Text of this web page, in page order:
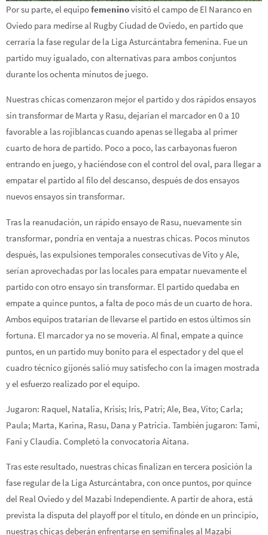
Por su parte, el equipofemeninovisitó el campo de El Naranco en
Oviedo para medirse al Rugby Ciudad de Oviedo, en partido que
cerraría la fase regular de la Liga Asturcántabra femenina. Fue un
partido muy igualado, con alternativas para ambos conjuntos
durante los ochenta minutos de juego.
Nuestras chicas comenzaron mejor el partido y dos rápidos ensayos
sin transformar de Marta y Rasu, dejarían el marcador en 0 a 10
favorable a las rojiblancas cuando apenas se llegaba al primer
cuarto de hora de partido. Poco a poco, las carbayonas fueron
entrando en juego, y haciéndose con el control del oval, para llegar a
empatar el partido al filo del descanso, después de dos ensayos
nuevos ensayos sin transformar.
Tras la reanudación, un rápido ensayo de Rasu, nuevamente sin
transformar, pondría en ventaja a nuestras chicas. Pocos minutos
después, las expulsiones temporales consecutivas de Vito y Ale,
serían aprovechadas por las locales para empatar nuevamente el
partido con otro ensayo sin transformar. El partido quedaba en
empate a quince puntos, a falta de poco más de un cuarto de hora.
Ambos equipos tratarían de llevarse el partido en estos últimos sin
fortuna. El marcador ya no se movería. Al final, empate a quince
puntos, en un partido muy bonito para el espectador y del que el
cuadro técnico gijonés salió muy satisfecho con la imagen mostrada
y el esfuerzo realizado por el equipo.
Jugaron: Raquel, Natalia, Krisis; Iris, Patri; Ale, Bea, Vito; Carla;
Paula; Marta, Karina, Rasu, Dana y Patricia. También jugaron: Tami,
Fani y Claudia. Completó la convocatoria Aitana.
Tras este resultado, nuestras chicas finalizan en tercera posición la
fase regular de la Liga Asturcántabra, con once puntos, por quince
del Real Oviedo y del Mazabi Independiente. A partir de ahora, está
prevista la disputa del playoff por el título, en dónde en un principio,
nuestras chicas deberán enfrentarse en semifinales al Mazabi